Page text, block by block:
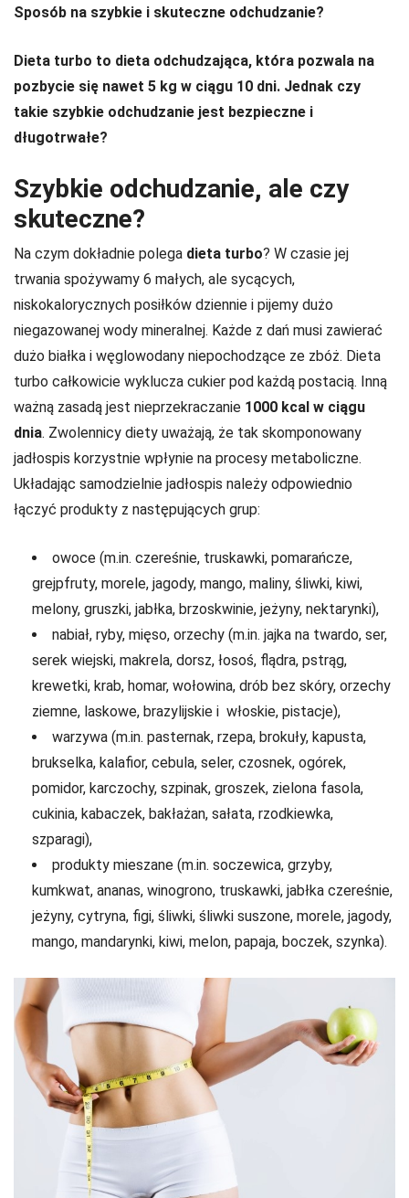
Sposób na szybkie i skuteczne odchudzanie?
Dieta turbo to dieta odchudzająca, która pozwala na
pozbycie się nawet 5 kg w ciągu 10 dni. Jednak czy
takie szybkie odchudzanie jest bezpieczne i
długotrwałe?
Szybkie odchudzanie, ale czy
skuteczne?
Na czym dokładnie polega dieta turbo? W czasie jej
trwania spożywamy 6 małych, ale sycących,
niskokalorycznych posiłków dziennie i pijemy dużo
niegazowanej wody mineralnej. Każde z dań musi zawierać
dużo białka i węglowodany niepochodzące ze zbóż. Dieta
turbo całkowicie wyklucza cukier pod każdą postacią. Inną
ważną zasadą jest nieprzekraczanie 1000 kcal w ciągu
dnia. Zwolennicy diety uważają, że tak skomponowany
jadłospis korzystnie wpłynie na procesy metaboliczne.
Układając samodzielnie jadłospis należy odpowiednio
łączyć produkty z następujących grup:
owoce (m.in. czereśnie, truskawki, pomarańcze,
grejpfruty, morele, jagody, mango, maliny, śliwki, kiwi,
melony, gruszki, jabłka, brzoskwinie, jeżyny, nektarynki),
nabiał, ryby, mięso, orzechy (m.in. jajka na twardo, ser,
serek wiejski, makrela, dorsz, łosoś, flądra, pstrąg,
krewetki, krab, homar, wołowina, drób bez skóry, orzechy
ziemne, laskowe, brazylijskie i włoskie, pistacje),
warzywa (m.in. pasternak, rzepa, brokuły, kapusta,
brukselka, kalafior, cebula, seler, czosnek, ogórek,
pomidor, karczochy, szpinak, groszek, zielona fasola,
cukinia, kabaczek, bakłażan, sałata, rzodkiewka,
szparagi),
produkty mieszane (m.in. soczewica, grzyby,
kumkwat, ananas, winogrono, truskawki, jabłka czereśnie,
jeżyny, cytryna, figi, śliwki, śliwki suszone, morele, jagody,
mango, mandarynki, kiwi, melon, papaja, boczek, szynka).